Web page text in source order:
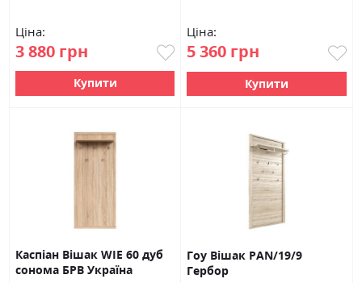
Ціна:
3 880 грн
Купити
Ціна:
5 360 грн
Купити
Каспіан Вішак WIE 60 дуб
сонома БРВ Україна
Гоу Вішак PAN/19/9
Гербор